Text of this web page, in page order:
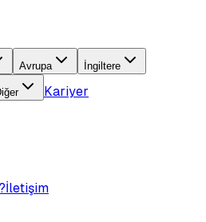
Avrupa İngiltere
Kariyer
İletişim